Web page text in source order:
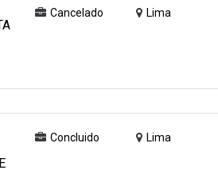
Cancelado Lima
Concluido Lima